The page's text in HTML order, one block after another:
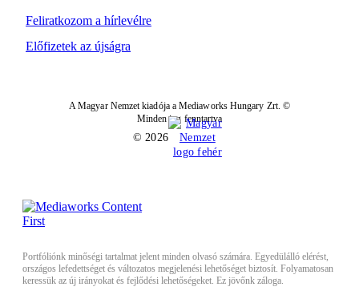
Feliratkozom a hírlevélre
Előfizetek az újságra
A Magyar Nemzet kiadója a Mediaworks Hungary Zrt. ©
Minden jog fenntartva
© 2026
Portfóliónk minőségi tartalmat jelent minden olvasó számára. Egyedülálló elérést,
országos lefedettséget és változatos megjelenési lehetőséget biztosít. Folyamatosan
keressük az új irányokat és fejlődési lehetőségeket. Ez jövőnk záloga.